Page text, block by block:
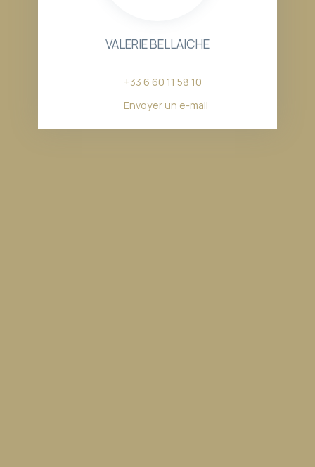
VALERIE BELLAICHE
+33 6 60 11 58 10
Envoyer un e-mail